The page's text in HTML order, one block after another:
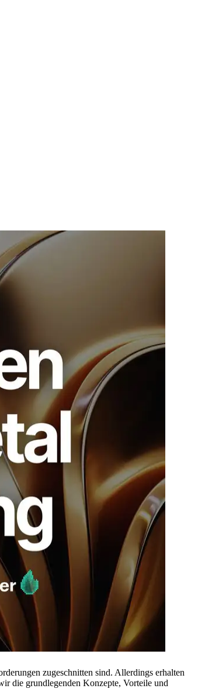
zugeschnitten sind. Allerdings erhalten
die grundlegenden Konzepte, Vorteile und